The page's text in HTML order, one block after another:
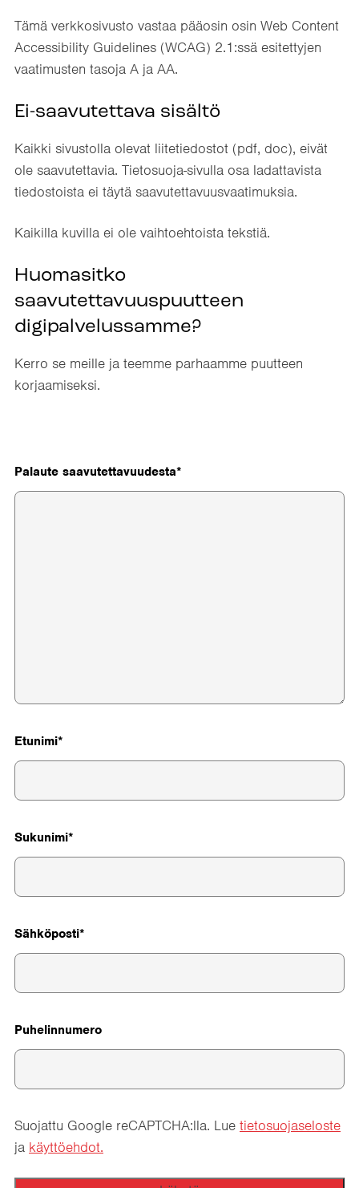
Tämä verkkosivusto vastaa pääosin osin Web Content
Accessibility Guidelines (WCAG) 2.1:ssä esitettyjen
vaatimusten tasoja A ja AA.
Ei-saavutettava sisältö
Kaikki sivustolla olevat liitetiedostot (pdf, doc), eivät
ole saavutettavia. Tietosuoja-sivulla osa ladattavista
tiedostoista ei täytä saavutettavuusvaatimuksia.
Kaikilla kuvilla ei ole vaihtoehtoista tekstiä.
Huomasitko
saavutettavuuspuutteen
digipalvelussamme?
Kerro se meille ja teemme parhaamme puutteen
korjaamiseksi.
Palaute saavutettavuudesta
Etunimi
Sukunimi
Sähköposti
Puhelinnumero
Suojattu Google reCAPTCHA:lla. Lue tietosuojaseloste
ja käyttöehdot.